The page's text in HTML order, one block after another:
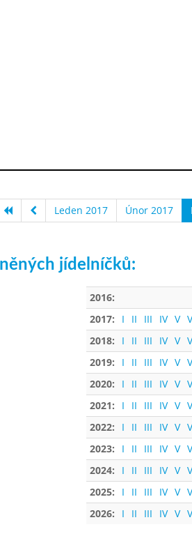
Leden 2017 Únor 2017
jídelníčků:
2016:
2017:
I II III IV V
2018:
I II III IV V
2019:
I II III IV V
2020:
I II III IV V
2021:
I II III IV V
2022:
I II III IV V
2023:
I II III IV V
2024:
I II III IV V
2025:
I II III IV V
2026:
I II III IV V